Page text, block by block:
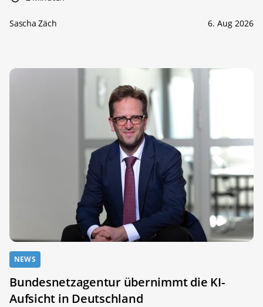
Sascha Zäch 6. Aug 2026
NEWS
Bundesnetzagentur übernimmt die KI-
Aufsicht in Deutschland